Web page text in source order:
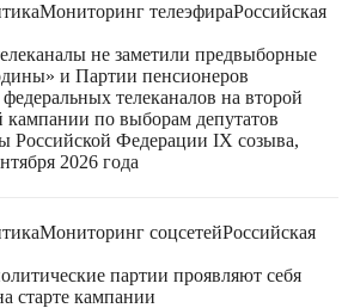
Мониторинг телеэфираРоссийская
не заметили предвыборные
и Партии пенсионеров
телеканалов на второй
кампании по выборам депутатов
Российской Федерации IX созыва,
2026 года
Мониторинг соцсетейРоссийская
партии проявляют себя
старте кампании